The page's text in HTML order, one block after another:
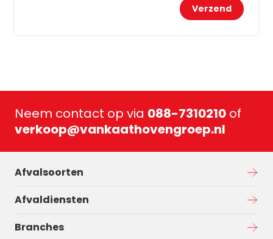
Neem contact op via 088-7310210 of
verkoop@vankaathovengroep.nl
Afvalsoorten
Afvaldiensten
Branches